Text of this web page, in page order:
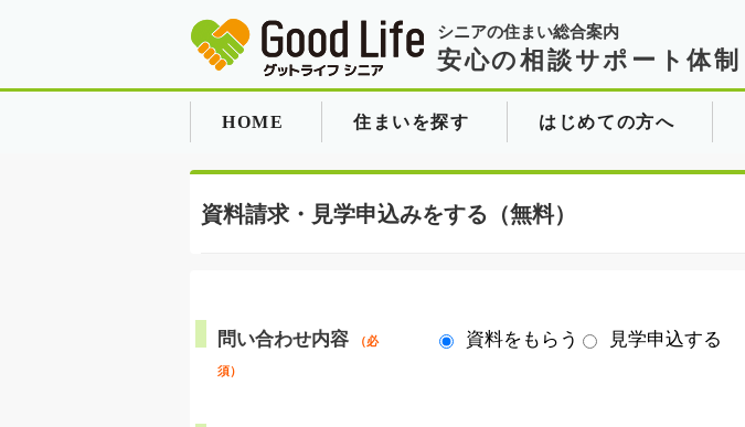
シニアの住まい総合案内
安心の相談サポート体制
HOME 住まいを探す はじめての方へ
資料請求・見学申込みをする（無料）
問い合わせ内容 （必
須）
資料をもらう 見学申込する